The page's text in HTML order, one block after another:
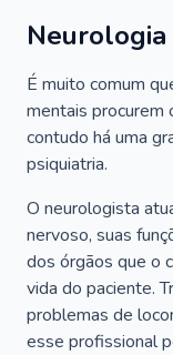
É muito comum
mentais procurem
contudo há uma
psiquiatria.
O neurologista
nervoso, suas
dos órgãos que o
vida do paciente.
problemas de
esse profissional